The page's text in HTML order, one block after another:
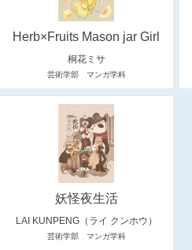
Herb×Fruits Mason jar Girl
桐花ミサ
芸術学部 マンガ学科
妖怪夜生活
LAI KUNPENG（ライ クンホウ）
芸術学部 マンガ学科